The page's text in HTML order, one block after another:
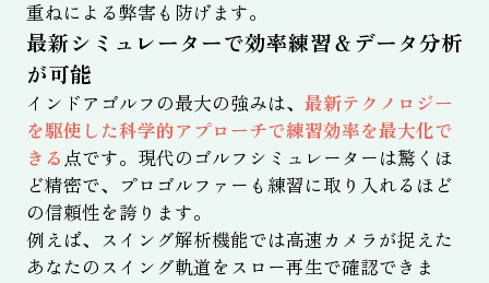
重ねによる弊害も防げます。
最新シミュレーターで効率練習＆データ分析
が可能
インドアゴルフの最大の強みは、 最新テクノロジー
を駆使した科学的アプローチで練習効率を最大化で
きる 点です。現代のゴルフシミュレーターは驚くほ
ど精密で、プロゴルファーも練習に取り入れるほど
の信頼性を誇ります。
例えば、スイング解析機能では高速カメラが捉えた
あなたのスイング軌道をスロー再生で確認できま